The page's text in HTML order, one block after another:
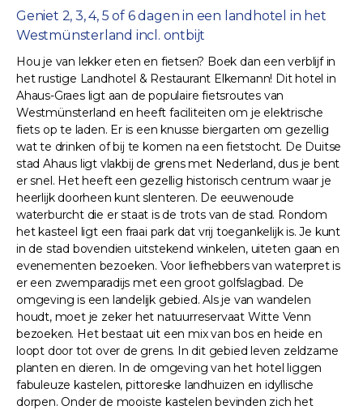
Geniet 2, 3, 4, 5 of 6 dagen in een landhotel in het
Westmünsterland incl. ontbijt
Hou je van lekker eten en fietsen? Boek dan een verblijf in
het rustige Landhotel & Restaurant Elkemann! Dit hotel in
Ahaus-Graes ligt aan de populaire fietsroutes van
Westmünsterland en heeft faciliteiten om je elektrische
fiets op te laden. Er is een knusse biergarten om gezellig
wat te drinken of bij te komen na een fietstocht. De Duitse
stad Ahaus ligt vlakbij de grens met Nederland, dus je bent
er snel. Het heeft een gezellig historisch centrum waar je
heerlijk doorheen kunt slenteren. De eeuwenoude
waterburcht die er staat is de trots van de stad. Rondom
het kasteel ligt een fraai park dat vrij toegankelijk is. Je kunt
in de stad bovendien uitstekend winkelen, uiteten gaan en
evenementen bezoeken. Voor liefhebbers van waterpret is
er een zwemparadijs met een groot golfslagbad. De
omgeving is een landelijk gebied. Als je van wandelen
houdt, moet je zeker het natuurreservaat Witte Venn
bezoeken. Het bestaat uit een mix van bos en heide en
loopt door tot over de grens. In dit gebied leven zeldzame
planten en dieren. In de omgeving van het hotel liggen
fabuleuze kastelen, pittoreske landhuizen en idyllische
dorpen. Onder de mooiste kastelen bevinden zich het